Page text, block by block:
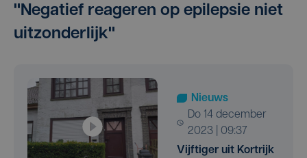
"Negatief reageren op epilepsie niet
uitzonderlijk"
Nieuws
do 14 december
2023 | 09:37
Vijftiger uit Kortrijk